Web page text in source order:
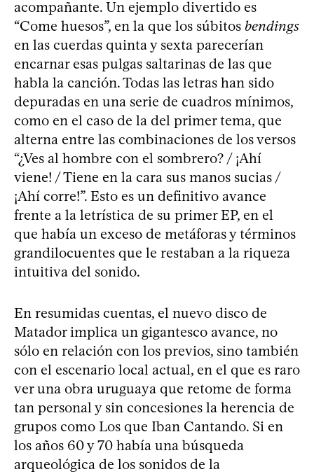
acompañante. Un ejemplo divertido es
“Come huesos”, en la que los súbitos bendings
en las cuerdas quinta y sexta parecerían
encarnar esas pulgas saltarinas de las que
habla la canción. Todas las letras han sido
depuradas en una serie de cuadros mínimos,
como en el caso de la del primer tema, que
alterna entre las combinaciones de los versos
“¿Ves al hombre con el sombrero? / ¡Ahí
viene! / Tiene en la cara sus manos sucias /
¡Ahí corre!”. Esto es un definitivo avance
frente a la letrística de su primer EP, en el
que había un exceso de metáforas y términos
grandilocuentes que le restaban a la riqueza
intuitiva del sonido.
En resumidas cuentas, el nuevo disco de
Matador implica un gigantesco avance, no
sólo en relación con los previos, sino también
con el escenario local actual, en el que es raro
ver una obra uruguaya que retome de forma
tan personal y sin concesiones la herencia de
grupos como Los que Iban Cantando. Si en
los años 60 y 70 había una búsqueda
arqueológica de los sonidos de la